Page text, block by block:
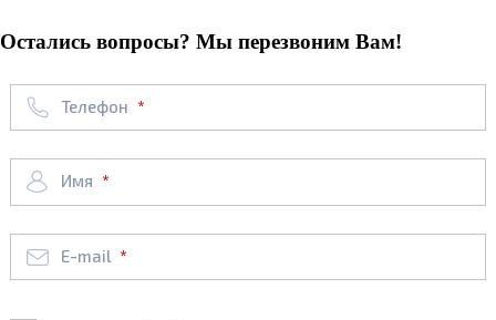
Остались вопросы? Мы перезвоним Вам!
Телефон
Имя
E-mail